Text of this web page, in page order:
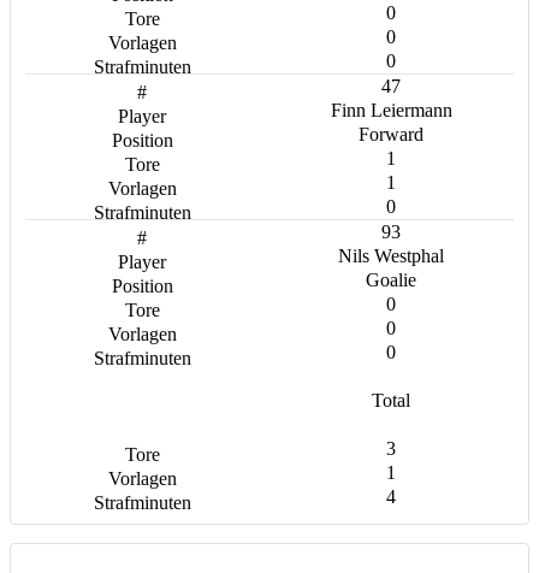
0
0
0
47
Finn Leiermann
Forward
1
1
0
93
Nils Westphal
Goalie
0
0
0
Total
3
1
4